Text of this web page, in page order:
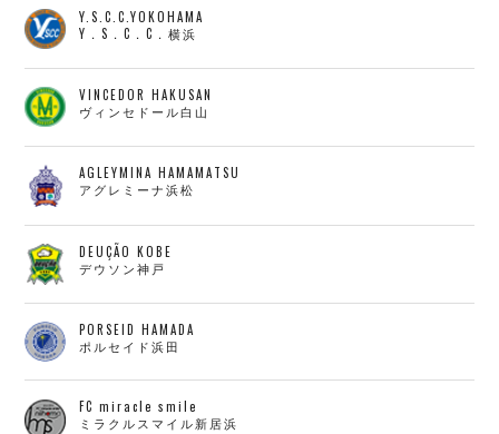
Y.S.C.C.YOKOHAMA
Y．S．C．C．横浜
VINCEDOR HAKUSAN
ヴィンセドール白山
AGLEYMINA HAMAMATSU
アグレミーナ浜松
DEUÇÃO KOBE
デウソン神戸
PORSEID HAMADA
ポルセイド浜田
FC miracle smile
ミラクルスマイル新居浜